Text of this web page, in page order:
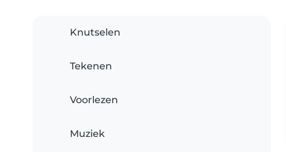
Knutselen
Tekenen
Voorlezen
Muziek